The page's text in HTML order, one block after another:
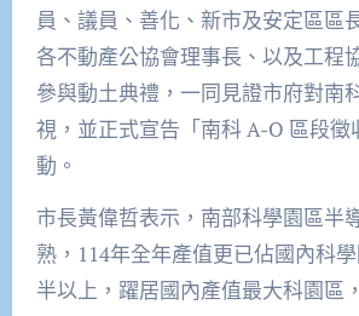
員、議員、善化、新市及安定區區
各不動產公協會理事長、以及工程
參與動土典禮，一同見證市府對南
視，並正式宣告「南科 A-O 區段徵
動。
市長黃偉哲表示，南部科學園區半
熟，114年全年產值更已佔國內科
半以上，躍居國內產值最大科園區